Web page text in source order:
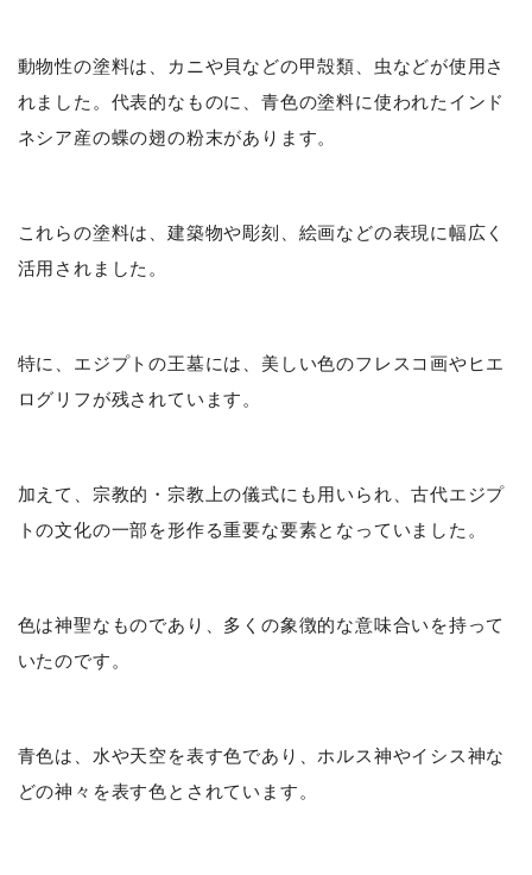
動物性の塗料は、カニや貝などの甲殻類、虫などが使用さ
れました。代表的なものに、青色の塗料に使われたインド
ネシア産の蝶の翅の粉末があります。
これらの塗料は、建築物や彫刻、絵画などの表現に幅広く
活用されました。
特に、エジプトの王墓には、美しい色のフレスコ画やヒエ
ログリフが残されています。
加えて、宗教的・宗教上の儀式にも用いられ、古代エジプ
トの文化の一部を形作る重要な要素となっていました。
色は神聖なものであり、多くの象徴的な意味合いを持って
いたのです。
青色は、水や天空を表す色であり、ホルス神やイシス神な
どの神々を表す色とされています。